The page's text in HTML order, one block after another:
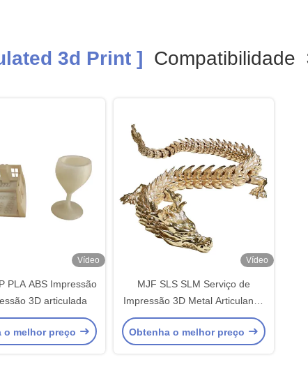
3d Print ] Compatibilidade
Vídeo
PLA ABS Impressão
3D articulada
o melhor preço
Vídeo
MJF SLS SLM Serviço de
Impressão 3D Metal Articulando
o Modelo 3D Dragon
Obtenha o melhor preço